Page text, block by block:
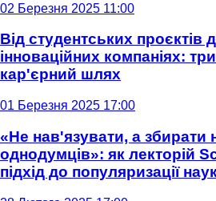
02 Березня 2025 11:00
Від студентських проєктів
інноваційних компаніях:
кар'єрний шлях
01 Березня 2025 17:00
«Не нав'язувати, а збирати
однодумців»: як лекторій
підхід до популяризації